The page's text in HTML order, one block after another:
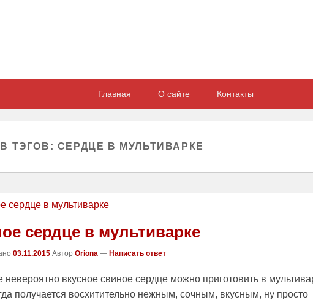
Главная О сайте Контакты
ТЭГОВ: СЕРДЦЕ В МУЛЬТИВАРКЕ
сердце в мультиварке
03.11.2015 Автор Oriona — Написать ответ
невероятно вкусное свиное сердце можно приготовить в
получается восхитительно нежным, сочным, вкусным, ну просто